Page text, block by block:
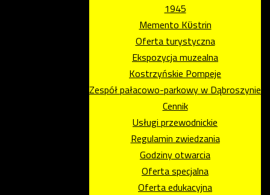
1945
Memento Kϋstrin
Oferta turystyczna
Ekspozycja muzealna
Kostrzyńskie Pompeje
Zespół pałacowo-parkowy w Dąbroszynie
Cennik
Usługi przewodnickie
Regulamin zwiedzania
Godziny otwarcia
Oferta specjalna
Oferta edukacyjna